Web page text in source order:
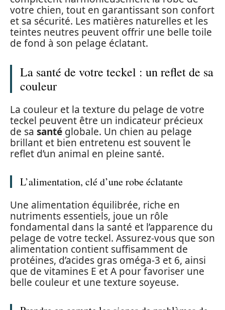
votre chien, tout en garantissant son confort
et sa sécurité. Les matières naturelles et les
teintes neutres peuvent offrir une belle toile
de fond à son pelage éclatant.
La santé de votre teckel : un reflet de sa
couleur
La couleur et la texture du pelage de votre
teckel peuvent être un indicateur précieux
de sa santé globale. Un chien au pelage
brillant et bien entretenu est souvent le
reflet d’un animal en pleine santé.
L’alimentation, clé d’une robe éclatante
Une alimentation équilibrée, riche en
nutriments essentiels, joue un rôle
fondamental dans la santé et l’apparence du
pelage de votre teckel. Assurez-vous que son
alimentation contient suffisamment de
protéines, d’acides gras oméga-3 et 6, ainsi
que de vitamines E et A pour favoriser une
belle couleur et une texture soyeuse.